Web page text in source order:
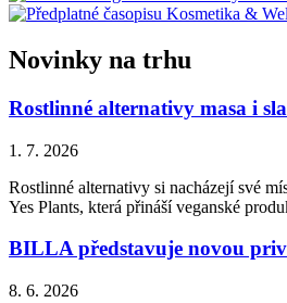
Novinky na trhu
Rostlinné alternativy masa i
1. 7. 2026
Rostlinné alternativy si nacházejí své
Yes Plants, která přináší veganské
BILLA představuje novou
8. 6. 2026